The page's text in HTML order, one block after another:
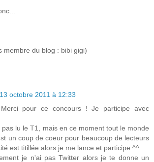
membre du blog : bibi gigi)
13 octobre 2011 à 12:33
pour ce concours ! Je participe avec
pas lu le T1, mais en ce moment tout le monde
un coup de coeur pour beaucoup de lecteurs
est titillée alors je me lance et participe ^^
je n'ai pas Twitter alors je te donne un